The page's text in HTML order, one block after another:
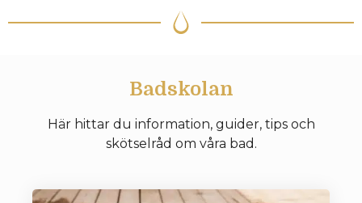
Badskolan
Här hittar du information, guider, tips och
skötselråd om våra bad.